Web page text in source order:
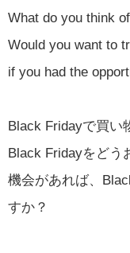
What do you think
Would you want to
if you had the
Black Fridayで買い
Black Fridayをどう
機会があれば、
すか？